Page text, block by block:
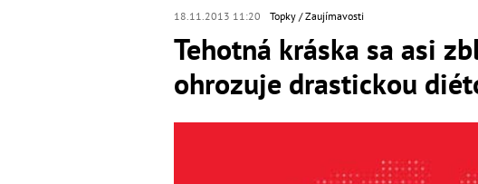
18.11.2013 11:20 Topky Zaujímavosti
Tehotná kráska sa asi
ohrozuje drastickou